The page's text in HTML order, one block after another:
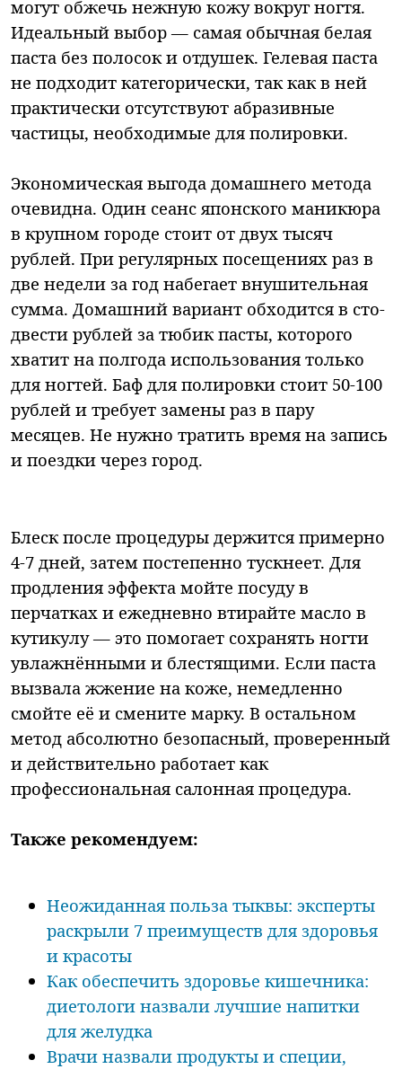
могут обжечь нежную кожу вокруг ногтя.
Идеальный выбор — самая обычная белая
паста без полосок и отдушек. Гелевая паста
не подходит категорически, так как в ней
практически отсутствуют абразивные
частицы, необходимые для полировки.
Экономическая выгода домашнего метода
очевидна. Один сеанс японского маникюра
в крупном городе стоит от двух тысяч
рублей. При регулярных посещениях раз в
две недели за год набегает внушительная
сумма. Домашний вариант обходится в сто-
двести рублей за тюбик пасты, которого
хватит на полгода использования только
для ногтей. Баф для полировки стоит 50-100
рублей и требует замены раз в пару
месяцев. Не нужно тратить время на запись
и поездки через город.
Блеск после процедуры держится примерно
4-7 дней, затем постепенно тускнеет. Для
продления эффекта мойте посуду в
перчатках и ежедневно втирайте масло в
кутикулу — это помогает сохранять ногти
увлажнёнными и блестящими. Если паста
вызвала жжение на коже, немедленно
смойте её и смените марку. В остальном
метод абсолютно безопасный, проверенный
и действительно работает как
профессиональная салонная процедура.
Также рекомендуем:
Неожиданная польза тыквы: эксперты
раскрыли 7 преимуществ для здоровья
и красоты
Как обеспечить здоровье кишечника:
диетологи назвали лучшие напитки
для желудка
Врачи назвали продукты и специи,